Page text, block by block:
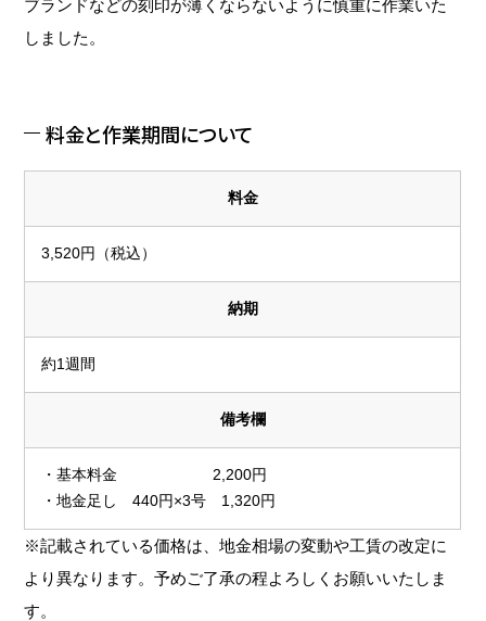
ブランドなどの刻印が薄くならないように慎重に作業いた
しました。
料金と作業期間について
料金
3,520円（税込）
納期
約1週間
備考欄
・基本料金 2,200円
・地金足し 440円×3号 1,320円
※記載されている価格は、地金相場の変動や工賃の改定に
より異なります。予めご了承の程よろしくお願いいたしま
す。